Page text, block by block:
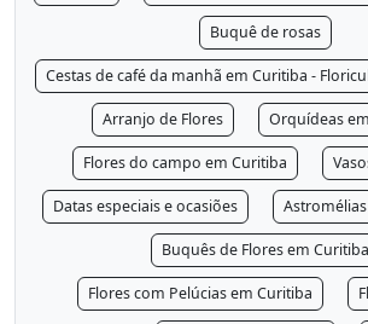
Buquê de rosas
Cestas de café da manhã em Curitiba -
Arranjo de Flores Orquídeas
Flores do campo em Curitiba
Datas especiais e ocasiões Astromélias
Buquês de Flores em Curitiba
Flores com Pelúcias em Curitiba